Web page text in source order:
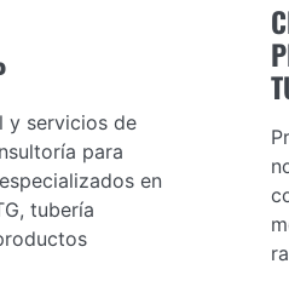
y servicios de
para
en
tubería